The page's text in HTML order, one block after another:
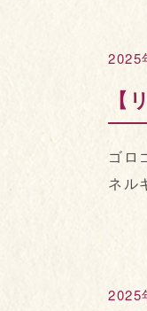
2025
【
ゴロ
ネル
2025